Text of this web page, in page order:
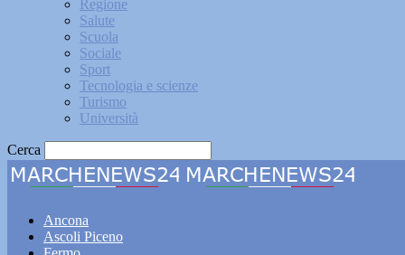
Regione
Salute
Scuola
Sociale
Sport
Tecnologia e scienze
Turismo
Università
Cerca
Ancona
Ascoli Piceno